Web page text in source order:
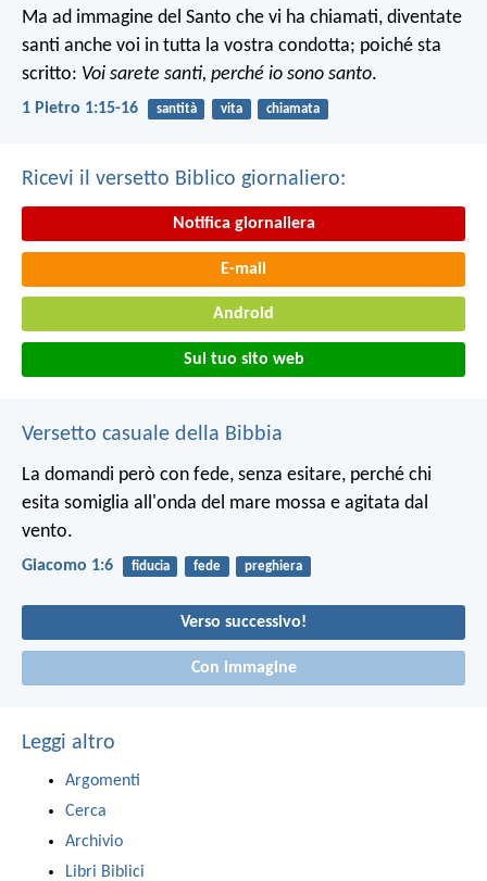
Ma ad immagine del Santo che vi ha chiamati, diventate
santi anche voi in tutta la vostra condotta; poiché sta
scritto: Voi sarete santi, perché io sono santo.
1 Pietro 1:15-16 santità vita chiamata
Ricevi il versetto Biblico giornaliero:
Notifica giornaliera
E-mail
Android
Sul tuo sito web
Versetto casuale della Bibbia
La domandi però con fede, senza esitare, perché chi
esita somiglia all'onda del mare mossa e agitata dal
vento.
Giacomo 1:6 fiducia fede preghiera
Verso successivo!
Con immagine
Leggi altro
Argomenti
Cerca
Archivio
Libri Biblici